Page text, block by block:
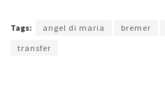
Tags: angel di maria bremer
transfer